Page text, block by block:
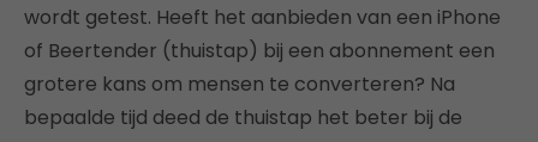
wordt getest. Heeft het aanbieden van een iPhone
of Beertender (thuistap) bij een abonnement een
grotere kans om mensen te converteren? Na
bepaalde tijd deed de thuistap het beter bij de